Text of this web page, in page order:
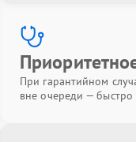
При гарантийном
вне очереди — быстро